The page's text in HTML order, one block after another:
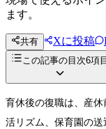
ます。
共有 Xに投稿
この記事の目次6項
育休後の復職は、産
活リズム、保育園の